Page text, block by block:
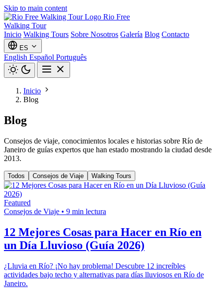
Skip to main content
Rio Free
Walking Tour
Inicio Walking Tours Sobre Nosotros Galería Blog Contacto
ES
English Español Português
Inicio
Blog
Blog
Consejos de viaje, conocimientos locales e historias sobre Río de
Janeiro de guías expertos que han estado mostrando la ciudad desde
2013.
Todos Consejos de Viaje Walking Tours
Featured
Consejos de Viaje • 9 min lectura
12 Mejores Cosas para Hacer en Río en
un Día Lluvioso (Guía 2026)
¿Lluvia en Río? ¡No hay problema! Descubre 12 increíbles
actividades bajo techo y alternativas para días lluviosos en Río de
Janeiro.